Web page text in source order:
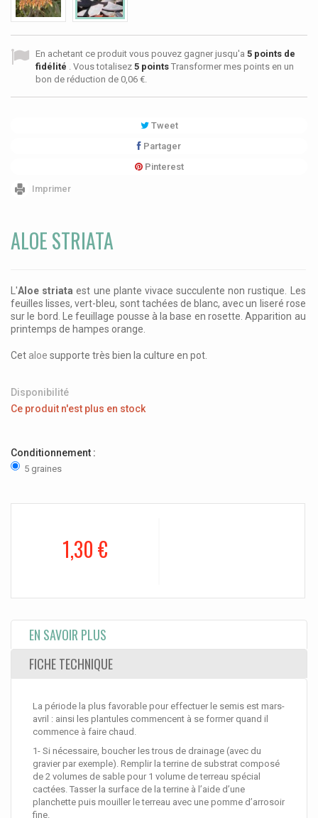
En achetant ce produit vous pouvez gagner jusqu'a 5 points de
fidélité . Vous totalisez 5 points Transformer mes points en un
bon de réduction de 0,06 €.
Tweet
Partager
Pinterest
Imprimer
ALOE STRIATA
L'Aloe striata est une plante vivace succulente non rustique. Les
feuilles lisses, vert-bleu, sont tachées de blanc, avec un liseré rose
sur le bord. Le feuillage pousse à la base en rosette. Apparition au
printemps de hampes orange.
Cet aloe supporte très bien la culture en pot.
Disponibilité
Ce produit n'est plus en stock
Conditionnement :
5 graines
1,30 €
EN SAVOIR PLUS
FICHE TECHNIQUE
La période la plus favorable pour effectuer le semis est mars-
avril : ainsi les plantules commencent à se former quand il
commence à faire chaud.
1- Si nécessaire, boucher les trous de drainage (avec du
gravier par exemple). Remplir la terrine de substrat composé
de 2 volumes de sable pour 1 volume de terreau spécial
cactées. Tasser la surface de la terrine à l’aide d’une
planchette puis mouiller le terreau avec une pomme d’arrosoir
fine.